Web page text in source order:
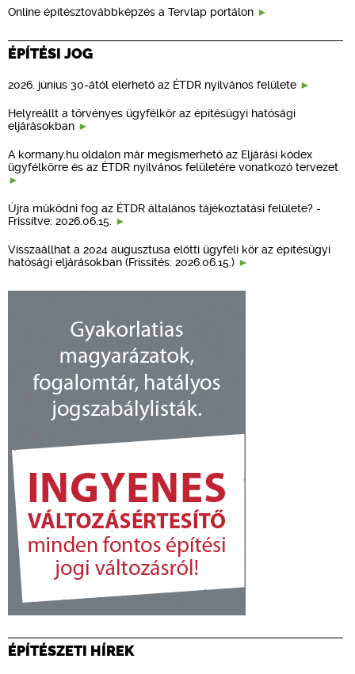
Online építésztovábbképzés a Tervlap portálon
ÉPÍTÉSI JOG
2026. június 30-ától elérhető az ÉTDR nyilvános felülete
Helyreállt a törvényes ügyfélkör az építésügyi hatósági
eljárásokban
A kormany.hu oldalon már megismerhető az Eljárási kódex
ügyfélkörre és az ÉTDR nyilvános felületére vonatkozó tervezet
Újra működni fog az ÉTDR általános tájékoztatási felülete? -
Frissítve: 2026.06.15.
Visszaállhat a 2024 augusztusa előtti ügyféli kör az építésügyi
hatósági eljárásokban (Frissítés: 2026.06.15.)
ÉPÍTÉSZETI HÍREK